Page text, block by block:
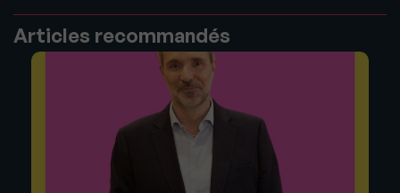
Articles recommandés